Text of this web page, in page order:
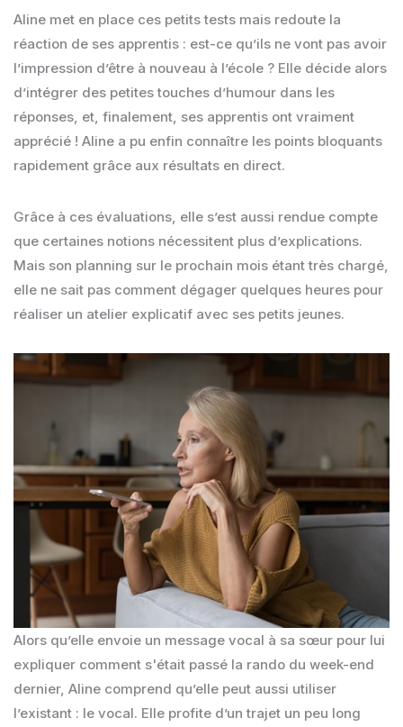
Aline met en place ces petits tests mais redoute la
réaction de ses apprentis : est-ce qu’ils ne vont pas avoir
l’impression d’être à nouveau à l’école ? Elle décide alors
d’intégrer des petites touches d’humour dans les
réponses, et, finalement, ses apprentis ont vraiment
apprécié ! Aline a pu enfin connaître les points bloquants
rapidement grâce aux résultats en direct.
Grâce à ces évaluations, elle s’est aussi rendue compte
que certaines notions nécessitent plus d’explications.
Mais son planning sur le prochain mois étant très chargé,
elle ne sait pas comment dégager quelques heures pour
réaliser un atelier explicatif avec ses petits jeunes.
Alors qu’elle envoie un message vocal à sa sœur pour lui
expliquer comment s'était passé la rando du week-end
dernier, Aline comprend qu’elle peut aussi utiliser
l’existant : le vocal. Elle profite d’un trajet un peu long